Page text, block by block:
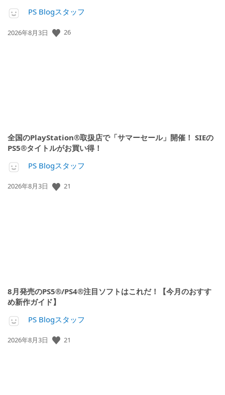
PS Blogスタッフ
公
2026年8月3日 26
全国のPlayStation®取扱店で「サマーセール」開催！ SIEの
PS5®タイトルがお買い得！
PS Blogスタッフ
公
2026年8月3日 21
8月発売のPS5®/PS4®注目ソフトはこれだ！【今月のおすす
め新作ガイド】
PS Blogスタッフ
公
2026年8月3日 21